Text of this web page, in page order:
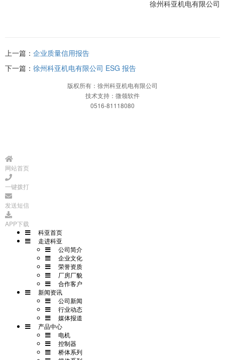
徐州科亚机电有限公司
上一篇： 企业质量信用报告
下一篇： 徐州科亚机电有限公司 ESG 报告
版权所有：徐州科亚机电有限公司
技术支持：微领软件
0516-81118080
网站首页
一键拨打
发送短信
APP下载
科亚首页
走进科亚
公司简介
企业文化
荣誉资质
厂房厂貌
合作客户
新闻资讯
公司新闻
行业动态
媒体报道
产品中心
电机
控制器
桥体系列